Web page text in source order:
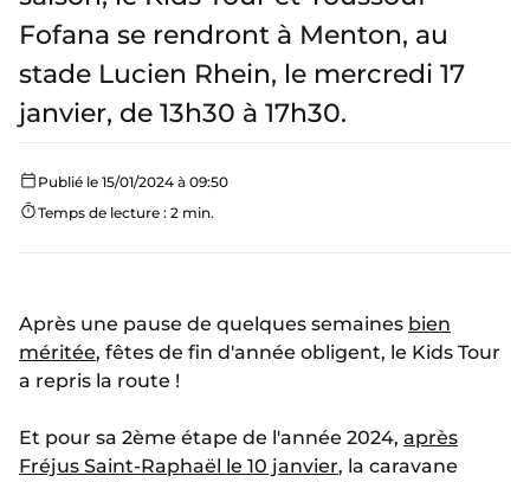
Fofana se rendront à Menton, au
stade Lucien Rhein, le mercredi 17
janvier, de 13h30 à 17h30.
Publié le 15/01/2024 à 09:50
Temps de lecture : 2 min.
Après une pause de quelques semaines bien
méritée, fêtes de fin d'année obligent, le Kids Tour
a repris la route !
Et pour sa 2ème étape de l'année 2024, après
Fréjus Saint-Raphaël le 10 janvier, la caravane